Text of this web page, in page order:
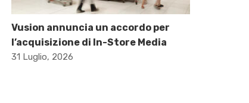
Vusion annuncia un accordo per
l’acquisizione di In-Store Media
31 Luglio, 2026